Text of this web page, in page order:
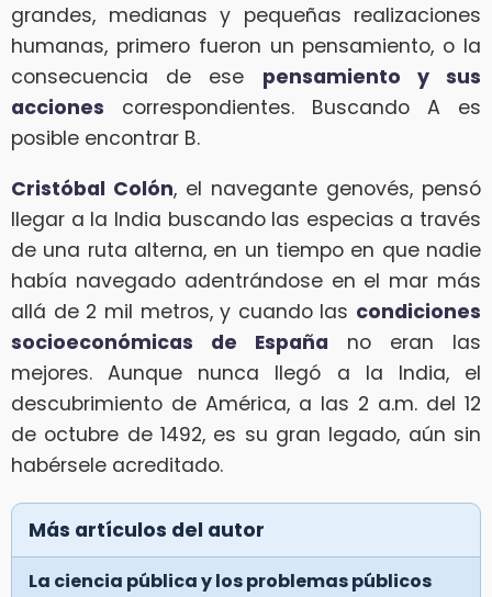
grandes, medianas y pequeñas realizaciones
humanas, primero fueron un pensamiento, o la
consecuencia de ese pensamiento y sus
acciones correspondientes. Buscando A es
posible encontrar B.
Cristóbal Colón, el navegante genovés, pensó
llegar a la India buscando las especias a través
de una ruta alterna, en un tiempo en que nadie
había navegado adentrándose en el mar más
allá de 2 mil metros, y cuando las condiciones
socioeconómicas de España no eran las
mejores. Aunque nunca llegó a la India, el
descubrimiento de América, a las 2 a.m. del 12
de octubre de 1492, es su gran legado, aún sin
habérsele acreditado.
Más artículos del autor
La ciencia pública y los problemas públicos